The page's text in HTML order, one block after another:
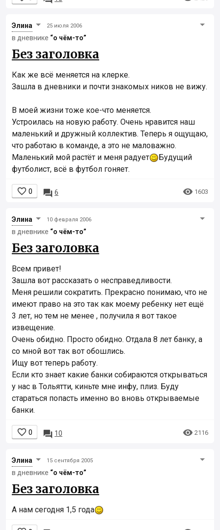
Элинa 25 июля 2006
в дневнике “о чём-то”
Без заголовка
Как же всё меняется на клерке.
Зашла в дневники и почти знакомых ников не вижу.
В моей жизни тоже кое-что меняется.
Устроилась на новую работу. Очень нравится наш
маленький и дружный коллектив. Теперь я ощущаю,
что работаю в команде, а это не маловажно.
Маленький мой растёт и меня радует
Будущий
футболист, всё в футбол гоняет.
 0  6  1603
Элинa 10 февраля 2006
в дневнике “о чём-то”
Без заголовка
Всем привет!
Зашла вот рассказать о несправедливости.
Меня решили сократить. Прекрасно понимаю, что не
имеют право на это так как моему ребенку нет ещё
3 лет, но тем не менее , получила я вот такое
извещение.
Очень обидно. Просто обидно. Отдала 8 лет банку, а
со мной вот так вот обошлись.
Ищу вот теперь работу.
Если кто знает какие банки собираются открываться
у нас в Тольятти, киньте мне инфу, плиз. Буду
стараться попасть именно во вновь открываемые
банки.
 0  10  2116
Элинa 15 сентября 2005
в дневнике “о чём-то”
Без заголовка
А нам сегодня 1,5 года